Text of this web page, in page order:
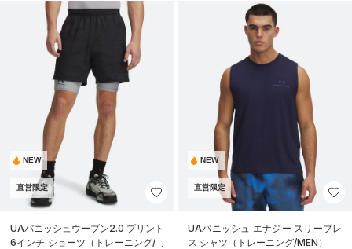
NEW
直営限定
UAバニッシュウーブン2.0 プリント
6インチ ショーツ（トレーニング/M
NEW
直営限定
UAバニッシュ エナジー スリーブレ
ス シャツ（トレーニング/MEN）